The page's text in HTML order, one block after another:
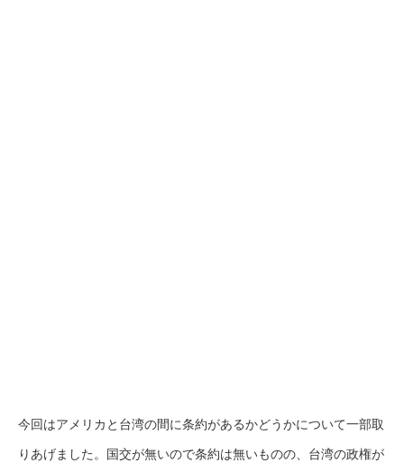
今回はアメリカと台湾の間に条約があるかどうかについて一部取
りあげました。国交が無いので条約は無いものの、台湾の政権が